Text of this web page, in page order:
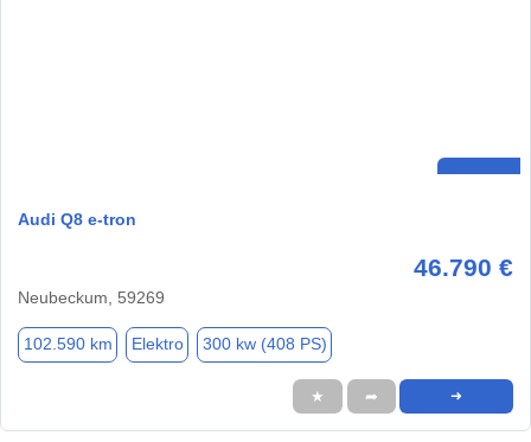
Audi Q8 e-tron
46.790 €
Neubeckum, 59269
102.590 km Elektro 300 kw (408 PS)
★ ➦ ➜